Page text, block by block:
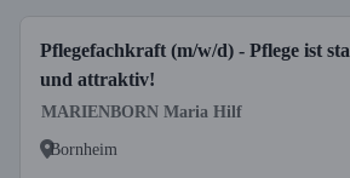
Pflegefachkraft (m/w/d) - Pflege ist
und attraktiv!
MARIENBORN Maria Hilf
Bornheim